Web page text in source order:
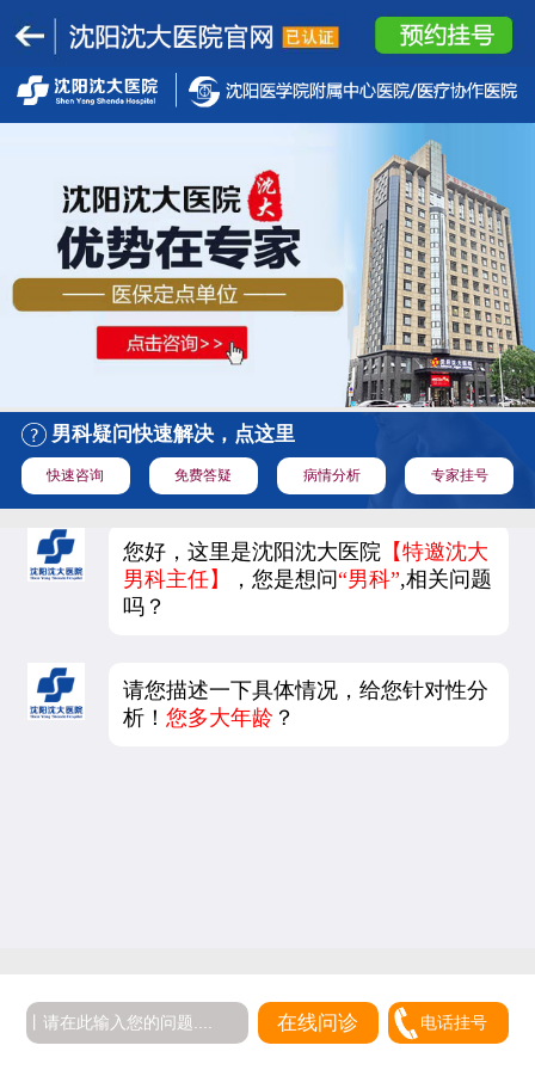
男科疑问快速解决，点这里
快速咨询 免费答疑 病情分析 专家挂号
您好，这里是沈阳沈大医院 【特邀沈大
男科主任】
，您是想问“男科”,相关问题
吗？
请您描述一下具体情况，给您针对性分
析！您多大年龄 ？
在线问诊 电话挂号